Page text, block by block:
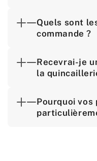
Quels sont
commande ?
Recevrai-je
la
Pourquoi